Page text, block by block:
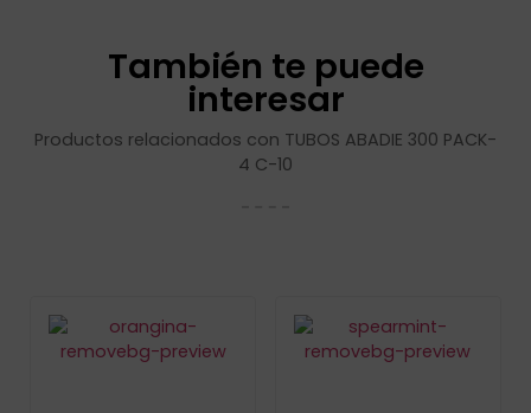
También te puede
interesar
Productos relacionados con TUBOS ABADIE 300 PACK-
4 C-10